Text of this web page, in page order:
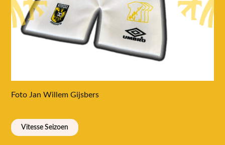
Foto Jan Willem Gijsbers
Vitesse Seizoen